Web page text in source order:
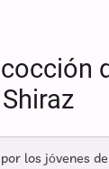
los jóvenes